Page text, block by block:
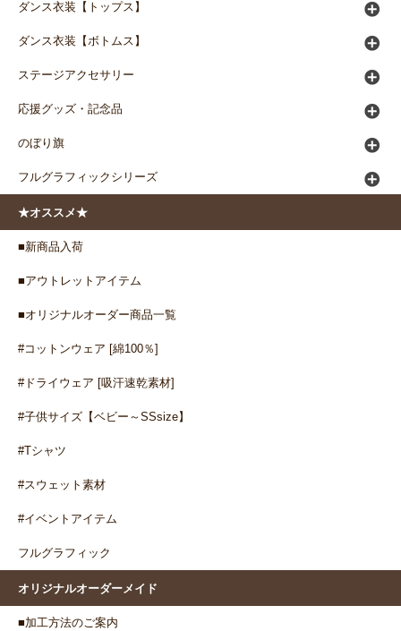
ダンス衣装【トップス】
ダンス衣装【ボトムス】
ステージアクセサリー
応援グッズ・記念品
のぼり旗
フルグラフィックシリーズ
★オススメ★
■新商品入荷
■アウトレットアイテム
■オリジナルオーダー商品一覧
#コットンウェア [綿100％]
#ドライウェア [吸汗速乾素材]
#子供サイズ【ベビー～SSsize】
#Tシャツ
#スウェット素材
#イベントアイテム
フルグラフィック
オリジナルオーダーメイド
■加工方法のご案内